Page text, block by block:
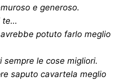
e generoso.
te…
potuto farlo meglio
sempre le cose migliori.
saputo cavartela meglio